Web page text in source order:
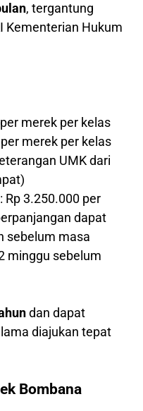
, tergantung
Kementerian Hukum
merek per kelas
merek per kelas
UMK dari
: Rp 3.250.000 per
dapat
sebelum masa
minggu sebelum
dan dapat
diajukan tepat
Bombana